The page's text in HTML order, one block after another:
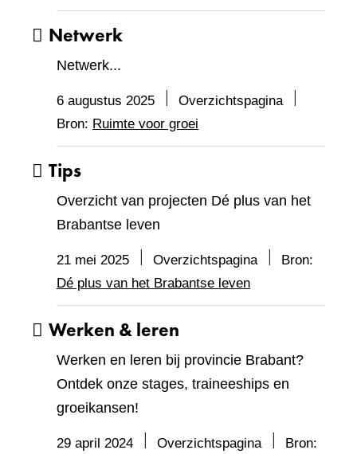
Netwerk
Netwerk...
6 augustus 2025
Overzichtspagina
Bron: Ruimte voor groei
Tips
Overzicht van projecten Dé plus van het
Brabantse leven
21 mei 2025 Overzichtspagina
Bron:
Dé plus van het Brabantse leven
Werken & leren
Werken en leren bij provincie Brabant?
Ontdek onze stages, traineeships en
groeikansen!
29 april 2024 Overzichtspagina
Bron: